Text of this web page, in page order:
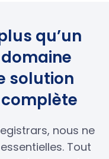
qu’un
solution
nous ne
Tout